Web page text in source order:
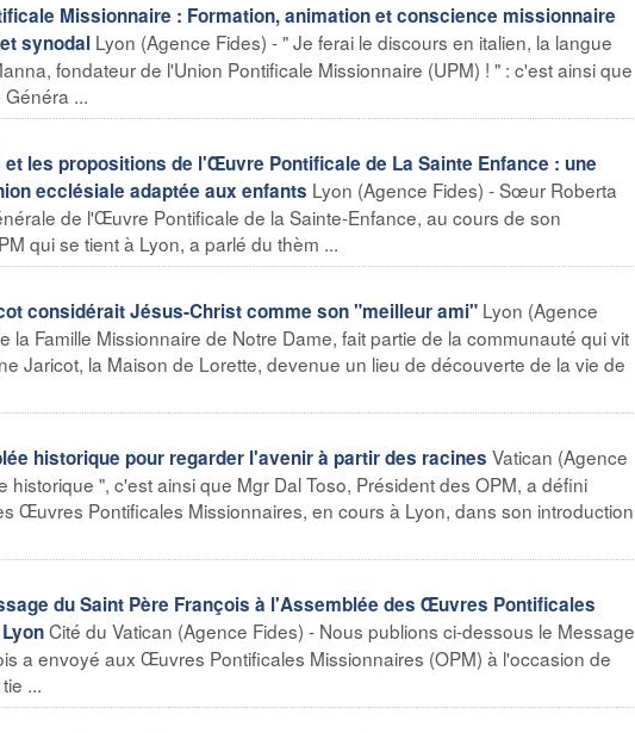
Missionnaire : Formation, animation et conscience missionnaire
synodal Lyon (Agence Fides) - " Je ferai le discours en italien, la langue
fondateur de l'Union Pontificale Missionnaire (UPM) ! " : c'est ainsi que
...
et les propositions de l'Œuvre Pontificale de La Sainte Enfance : une
ecclésiale adaptée aux enfants Lyon (Agence Fides) - Sœur Roberta
de l'Œuvre Pontificale de la Sainte-Enfance, au cours de son
qui se tient à Lyon, a parlé du thèm ...
considérait Jésus-Christ comme son "meilleur ami" Lyon (Agence
la Famille Missionnaire de Notre Dame, fait partie de la communauté qui vit
Jaricot, la Maison de Lorette, devenue un lieu de découverte de la vie de
historique pour regarder l'avenir à partir des racines Vatican (Agence
historique ", c'est ainsi que Mgr Dal Toso, Président des OPM, a défini
Œuvres Pontificales Missionnaires, en cours à Lyon, dans son introduction
du Saint Père François à l'Assemblée des Œuvres Pontificales
Cité du Vatican (Agence Fides) - Nous publions ci-dessous le Message
a envoyé aux Œuvres Pontificales Missionnaires (OPM) à l'occasion de
...